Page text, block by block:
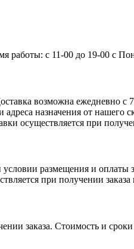
работы: с 11-00 до 19-00 с
возможна ежедневно с
назначения от нашего
осуществляется при
размещения и оплаты
при получении заказа
заказа. Стоимость и